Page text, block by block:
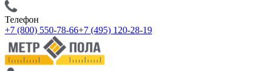
Телефон
+7 (800) 550-78-66+7 (495) 120-28-19